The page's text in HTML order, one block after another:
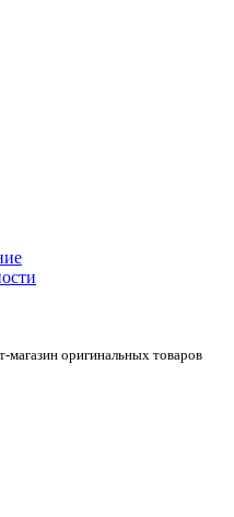
магазин оригинальных товаров